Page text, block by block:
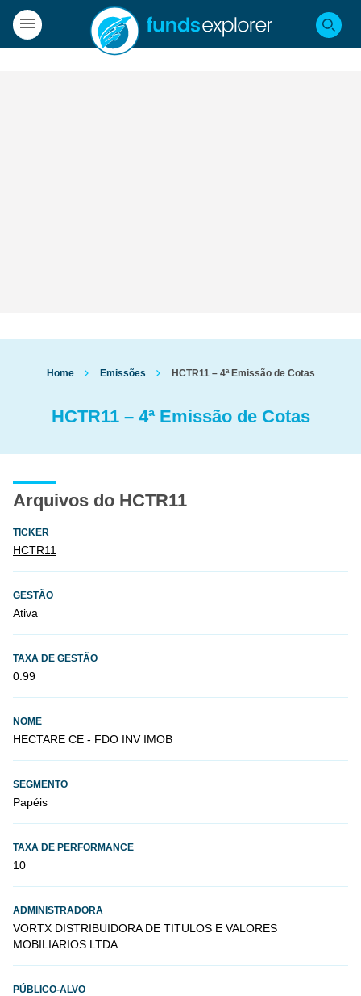
Home Emissões HCTR11 – 4ª Emissão de Cotas
HCTR11 – 4ª Emissão de Cotas
Arquivos do HCTR11
TICKER
HCTR11
GESTÃO
Ativa
TAXA DE GESTÃO
0.99
NOME
HECTARE CE - FDO INV IMOB
SEGMENTO
Papéis
TAXA DE PERFORMANCE
10
ADMINISTRADORA
VORTX DISTRIBUIDORA DE TITULOS E VALORES
MOBILIARIOS LTDA.
PÚBLICO-ALVO